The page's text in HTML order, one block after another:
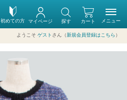
初めての方 カート
マイページ 探す
ようこそ ゲスト さん（新規会員登録はこちら ）
メニュー